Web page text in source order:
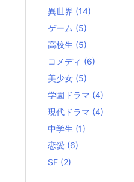
異世界 (14)
ゲーム (5)
高校生 (5)
コメディ (6)
美少女 (5)
学園ドラマ (4)
現代ドラマ (4)
中学生 (1)
恋愛 (6)
SF (2)